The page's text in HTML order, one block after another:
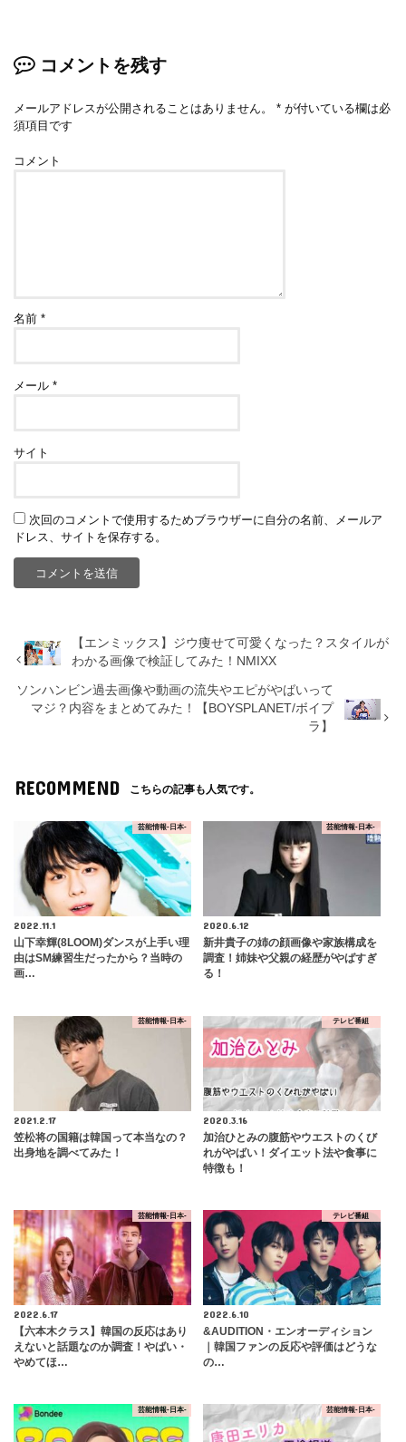
コメントを残す
メールアドレスが公開されることはありません。 * が付いている欄は必
須項目です
コメント
名前*
メール*
サイト
次回のコメントで使用するためブラウザーに自分の名前、メールア
ドレス、サイトを保存する。
【エンミックス】ジウ痩せて可愛くなった？スタイルが
わかる画像で検証してみた！NMIXX
ソンハンビン過去画像や動画の流失やエピがやばいって
マジ？内容をまとめてみた！【BOYSPLANET/ボイプ
ラ】
RECOMMEND こちらの記事も人気です。
芸能情報-日本-
2022.11.1
山下幸輝(8LOOM)ダンスが上手い理
由はSM練習生だったから？当時の
画…
芸能情報-日本-
2020.6.12
新井貴子の姉の顔画像や家族構成を
調査！姉妹や父親の経歴がやばすぎ
る！
芸能情報-日本-
2021.2.17
笠松将の国籍は韓国って本当なの？
出身地を調べてみた！
テレビ番組
2020.3.16
加治ひとみの腹筋やウエストのくび
れがやばい！ダイエット法や食事に
特徴も！
芸能情報-日本-
2022.6.17
【六本木クラス】韓国の反応はあり
えないと話題なのか調査！やばい・
やめてほ…
テレビ番組
2022.6.10
&AUDITION・エンオーディション
｜韓国ファンの反応や評価はどうな
の…
芸能情報-日本- 芸能情報-日本-